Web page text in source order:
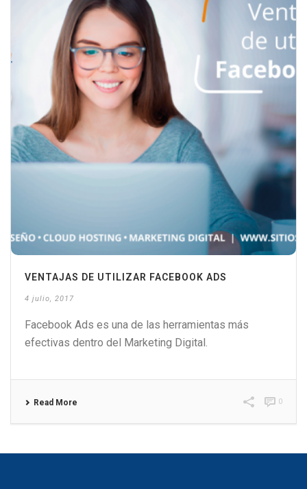
VENTAJAS DE UTILIZAR FACEBOOK ADS
4 julio, 2017
Facebook Ads es una de las herramientas más
efectivas dentro del Marketing Digital.
Read More 0